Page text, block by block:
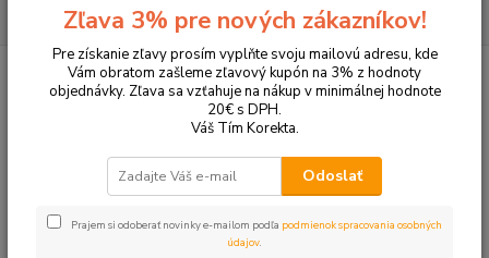
Hľadať
Tonery a náplne do tlačiarní Hewlett Packard
HP Photosmart
Photosmart 7510
Photosmart 7510
Upresniť parametre
Zľava 3% pre nových zákazníkov!
Pre získanie zľavy prosím vyplňte svoju mailovú adresu, kde
Vám obratom zašleme zľavový kupón na 3% z hodnoty
objednávky. Zľava sa vzťahuje na nákup v minimálnej hodnote
20€ s DPH.
Váš Tím Korekta.
Odoslať
Prajem si odoberať novinky e-mailom podľa podmienok spracovania osobných
údajov.